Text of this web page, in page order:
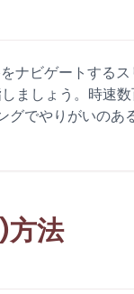
ナビゲートする
ましょう。時速
でやりがいのあ
方法